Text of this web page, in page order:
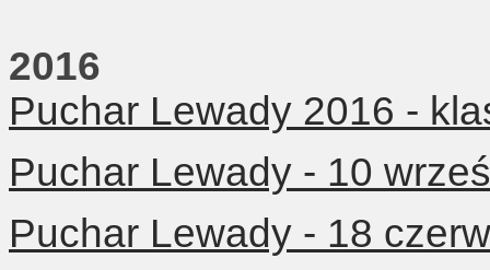
2016
Puchar Lewady 2016 -
Puchar Lewady - 10
Puchar Lewady - 18